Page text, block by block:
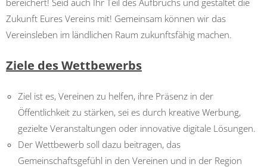
bereichert! Seid auch Ihr Teil des Aufbruchs und gestaltet die
Zukunft Eures Vereins mit! Gemeinsam können wir das
Vereinsleben im ländlichen Raum zukunftsfähig machen.
Ziele des Wettbewerbs
Ziel ist es, Vereinen zu helfen, ihre Präsenz in der
Öffentlichkeit zu stärken, sei es durch kreative Werbung,
gezielte Veranstaltungen oder innovative digitale Lösungen.
Der Wettbewerb soll dazu beitragen, das
Gemeinschaftsgefühl in den Vereinen und in der Region